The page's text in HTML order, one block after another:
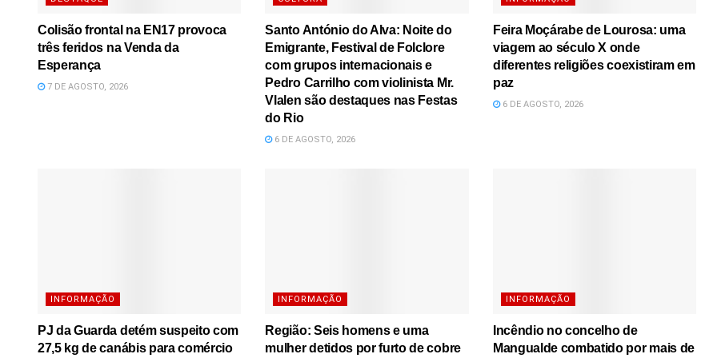
Colisão frontal na EN17 provoca
três feridos na Venda da
Esperança
7 DE AGOSTO, 2026
Santo António do Alva: Noite do
Emigrante, Festival de Folclore
com grupos internacionais e
Pedro Carrilho com violinista Mr.
Vlalen são destaques nas Festas
do Rio
6 DE AGOSTO, 2026
Feira Moçárabe de Lourosa: uma
viagem ao século X onde
diferentes religiões coexistiram em
paz
6 DE AGOSTO, 2026
INFORMAÇÃO
PJ da Guarda detém suspeito com
27,5 kg de canábis para comércio
INFORMAÇÃO
Região: Seis homens e uma
mulher detidos por furto de cobre
INFORMAÇÃO
Incêndio no concelho de
Mangualde combatido por mais de